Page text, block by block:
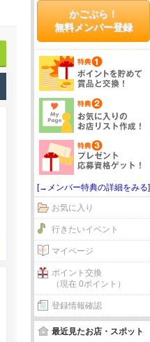
かごぶら！
無料メンバー登録
[→メンバー特典の詳細をみる]
お気に入り
行きたいイベント
マイページ
ポイント交換
（現在 0ポイント）
登録情報確認
最近見たお店・スポット